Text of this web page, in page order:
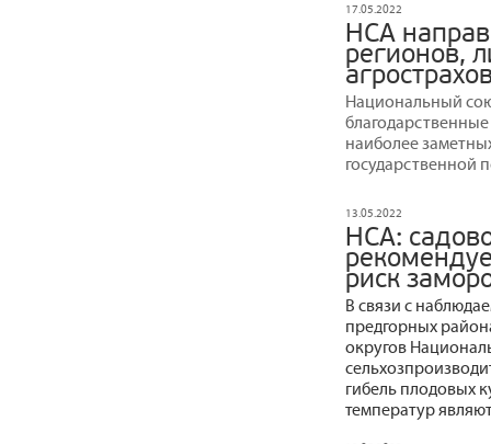
17.05.2022
НСА
регионов,
Национальный
наиболее
государственной
13.05.2022
НСА:
риск
В связи с
предгорных
округов
гибель плодовых
температур